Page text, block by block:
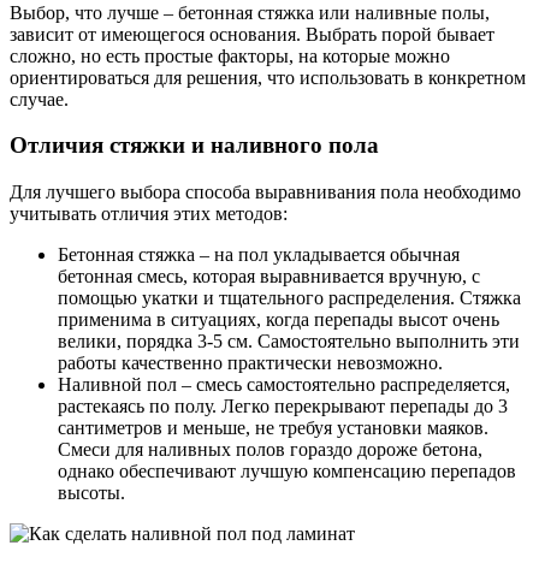
Выбор, что лучше – бетонная стяжка или наливные полы,
зависит от имеющегося основания. Выбрать порой бывает
сложно, но есть простые факторы, на которые можно
ориентироваться для решения, что использовать в конкретном
случае.
Отличия стяжки и наливного пола
Для лучшего выбора способа выравнивания пола необходимо
учитывать отличия этих методов:
Бетонная стяжка – на пол укладывается обычная
бетонная смесь, которая выравнивается вручную, с
помощью укатки и тщательного распределения. Стяжка
применима в ситуациях, когда перепады высот очень
велики, порядка 3-5 см. Самостоятельно выполнить эти
работы качественно практически невозможно.
Наливной пол – смесь самостоятельно распределяется,
растекаясь по полу. Легко перекрывают перепады до 3
сантиметров и меньше, не требуя установки маяков.
Смеси для наливных полов гораздо дороже бетона,
однако обеспечивают лучшую компенсацию перепадов
высоты.